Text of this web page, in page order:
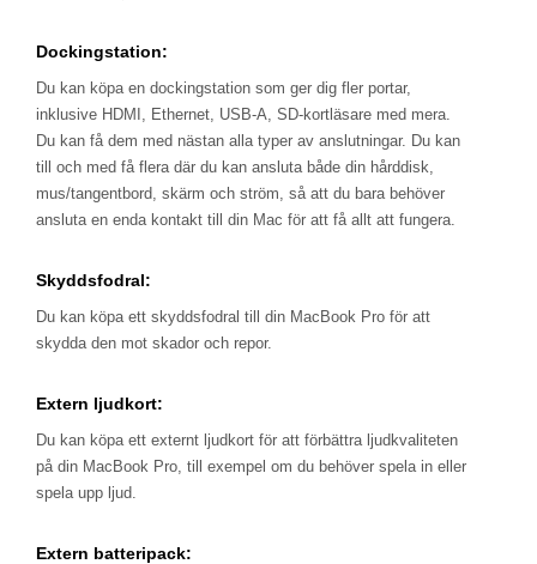
Dockingstation:
Du kan köpa en dockingstation som ger dig fler portar,
inklusive HDMI, Ethernet, USB-A, SD-kortläsare med mera.
Du kan få dem med nästan alla typer av anslutningar. Du kan
till och med få flera där du kan ansluta både din hårddisk,
mus/tangentbord, skärm och ström, så att du bara behöver
ansluta en enda kontakt till din Mac för att få allt att fungera.
Skyddsfodral:
Du kan köpa ett skyddsfodral till din MacBook Pro för att
skydda den mot skador och repor.
Extern ljudkort:
Du kan köpa ett externt ljudkort för att förbättra ljudkvaliteten
på din MacBook Pro, till exempel om du behöver spela in eller
spela upp ljud.
Extern batteripack: